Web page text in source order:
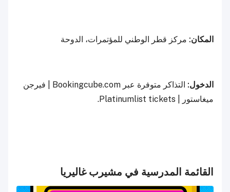
المكان: مركز قطر الوطني للمؤتمرات، الدوحة
الدخول:
التذاكر متوفرة عبر Bookingcube.com | فيرجن
ميغاستور | Platinumlist tickets.
القائمة المدرسية في مشيرب غاليريا